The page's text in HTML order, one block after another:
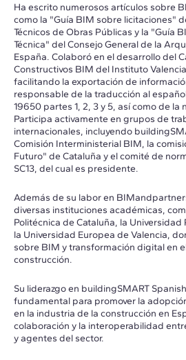
Ha escrito numerosos artículos sobre
como la "Guía BIM sobre licitaciones"
Técnicos de Obras Públicas y la "Guía
Técnica" del Consejo General de la
España. Colaboró en el desarrollo del
Constructivos BIM del Instituto
facilitando la exportación de
responsable de la traducción al
19650 partes 1, 2, 3 y 5, así como de la
Participa activamente en grupos de
internacionales, incluyendo
Comisión Interministerial BIM, la
Futuro" de Cataluña y el comité de
SC13, del cual es presidente.
Además de su labor en
diversas instituciones académicas,
Politécnica de Cataluña, la
la Universidad Europea de Valencia,
sobre BIM y transformación digital en
construcción.
Su liderazgo en buildingSMART
fundamental para promover la
en la industria de la construcción en
colaboración y la interoperabilidad
y agentes del sector.